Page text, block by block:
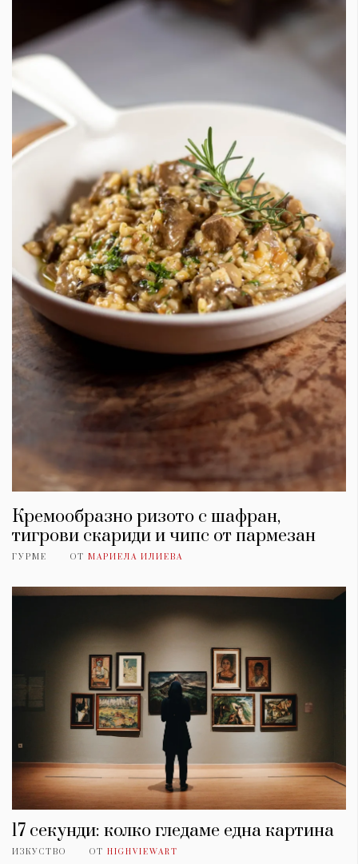
Кремообразно ризото с шафран,
тигрови скариди и чипс от пармезан
ГУРМЕ ОТ МАРИЕЛА ИЛИЕВА
17 секунди: колко гледаме една картина
ИЗКУСТВО ОТ HIGHVIEWART